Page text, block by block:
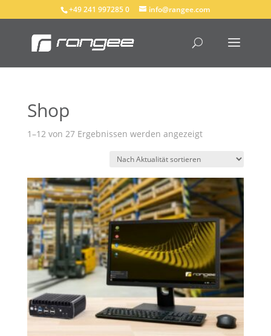
+49 241 997285 0 info@rangee.com
Shop
1–12 von 27 Ergebnissen werden angezeigtNach